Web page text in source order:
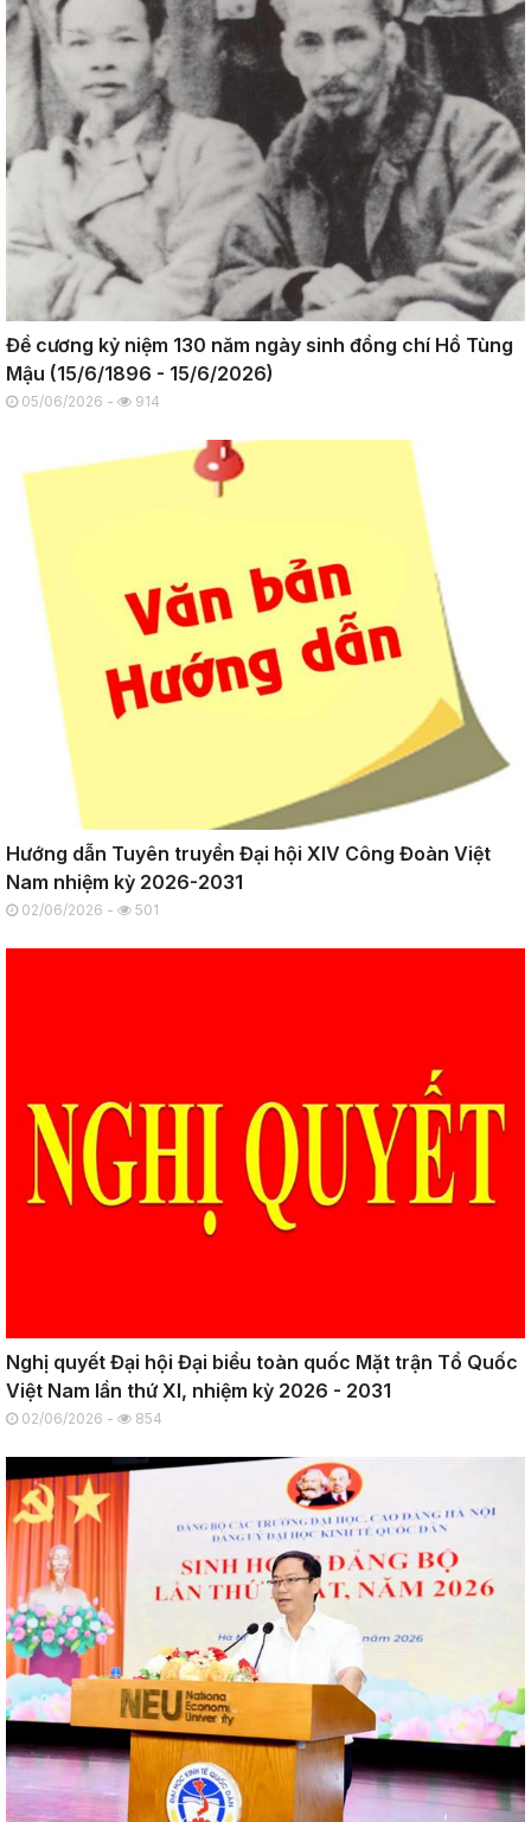
Đề cương kỷ niệm 130 năm ngày sinh đồng chí Hồ Tùng
Mậu (15/6/1896 - 15/6/2026)
05/06/2026 - 914
Hướng dẫn Tuyên truyền Đại hội XIV Công Đoàn Việt
Nam nhiệm kỳ 2026-2031
02/06/2026 - 501
Nghị quyết Đại hội Đại biểu toàn quốc Mặt trận Tổ Quốc
Việt Nam lần thứ XI, nhiệm kỳ 2026 - 2031
02/06/2026 - 854